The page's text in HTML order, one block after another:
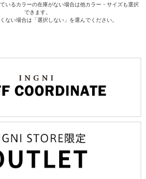
いるカラーの在庫がない場合は他カラー・サイズも選択
できます。
ない場合は「選択しない」を選んでください。